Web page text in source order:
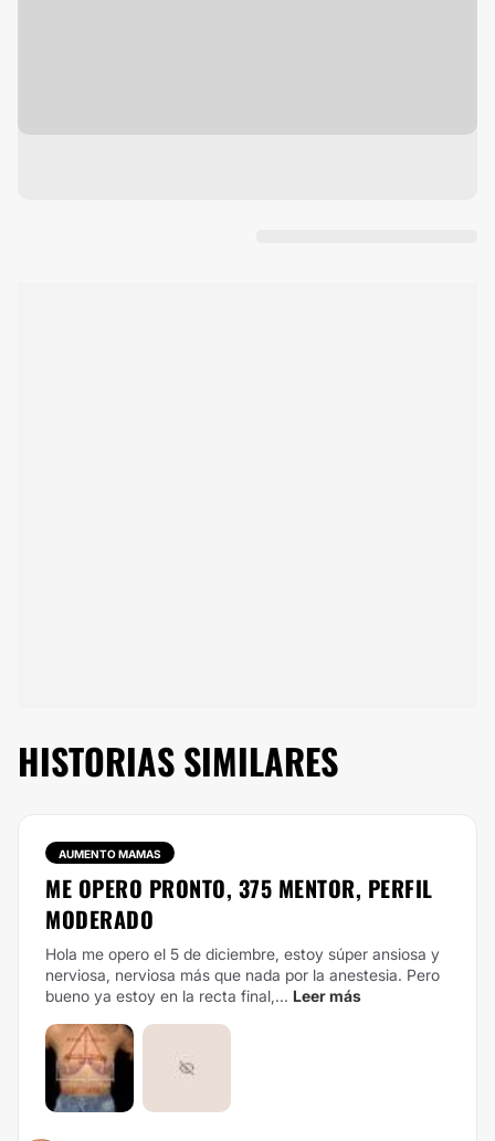
HISTORIAS SIMILARES
AUMENTO MAMAS
ME OPERO PRONTO, 375 MENTOR, PERFIL
MODERADO
Hola me opero el 5 de diciembre, estoy súper ansiosa y
nerviosa, nerviosa más que nada por la anestesia. Pero
bueno ya estoy en la recta final,... Leer más